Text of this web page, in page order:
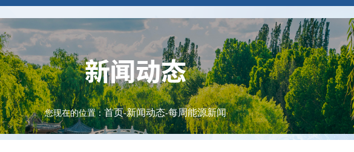
新闻动态
您现在的位置：首页-新闻动态-每周能源新闻